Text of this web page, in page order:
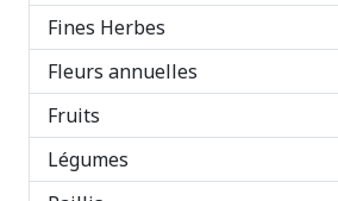
Fines Herbes
Fleurs annuelles
Fruits
Légumes